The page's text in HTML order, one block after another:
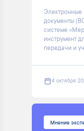
Электронные
документы
системе
инструмент
передачи и
4 октября
Мнение